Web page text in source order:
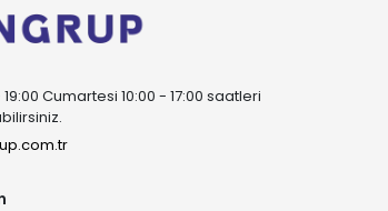
Cumartesi 10:00 - 17:00 saatleri